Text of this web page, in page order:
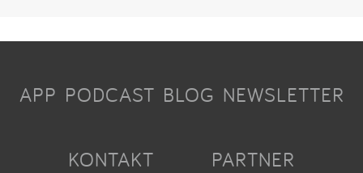
APP PODCAST BLOG NEWSLETTER
KONTAKT PARTNER